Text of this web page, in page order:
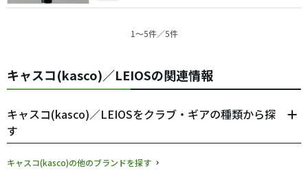
1〜5件／5件
キャスコ(kasco)／LEIOSの関連情報
キャスコ(kasco)／LEIOSをクラブ・ギアの種類から探
す
キャスコ(kasco)の他のブランドを探す